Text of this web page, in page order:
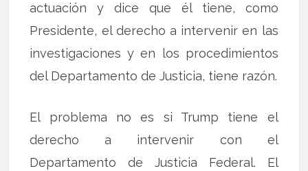
actuación y dice que él tiene, como
Presidente, el derecho a intervenir en las
investigaciones y en los procedimientos
del Departamento de Justicia, tiene razón.
El problema no es si Trump tiene el
derecho a intervenir con el
Departamento de Justicia Federal. El